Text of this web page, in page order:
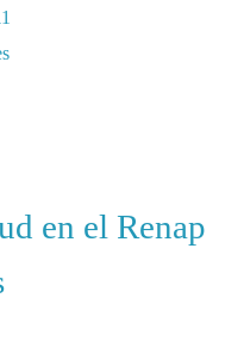
en el Renap